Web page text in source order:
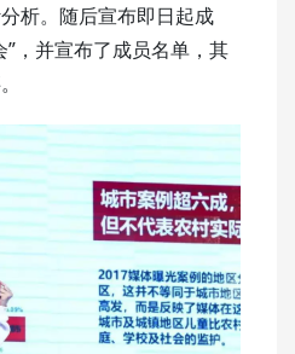
析。随后宣布即日起成
”，并宣布了成员名单，其